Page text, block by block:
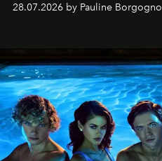
28.07.2026 by Pauline Borgogno